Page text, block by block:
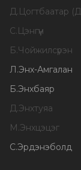
Д.Цогтбаатар
С.Цэнгүүн
Б.Чойжилсүрэн
Л.Энх-Амгалан
Б.Энхбаяр
Д.Энхтуяа
М.Энхцэцэг
С.Эрдэнэболд